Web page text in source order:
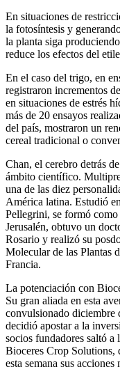
En situaciones de
la fotosíntesis y
la planta siga
reduce los efectos del
En el caso del trigo, en
registraron incrementos
en situaciones de estrés
más de 20 ensayos
del país, mostraron un
cereal tradicional o
Chan, el cerebro detrás
ámbito científico.
una de las diez
América latina. Estudió
Pellegrini, se formó
Jerusalén, obtuvo un
Rosario y realizó su
Molecular de las Plantas
Francia.
La potenciación con
Su gran aliada en esta
convulsionado diciembre
decidió apostar a la
socios fundadores saltó
Bioceres Crop Solutions,
esta semana sus